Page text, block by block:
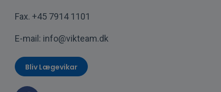
Fax. +45 7914 1101
E-mail: info@vikteam.dk
Bliv Lægevikar